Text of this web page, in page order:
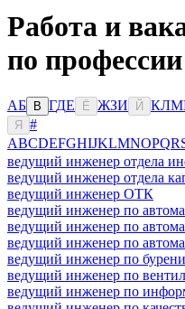
Работа и
по
АБ В ГДЕ Ё ЖЗИ Й КЛМ
Я
#
ABCDEFGHIJKLMNOPQR
ведущий инженер отдела
ведущий инженер отдела
ведущий инженер ОТК
ведущий инженер по
ведущий инженер по
ведущий инженер по
ведущий инженер по
ведущий инженер по
ведущий инженер по